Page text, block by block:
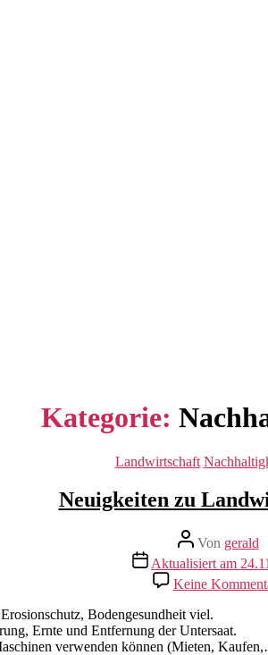
Kategorie:
Kategorien
Landwirtschaft
Neuigkeiten zu
Beitragsautor
Von gerald
Beitragsdatum
Aktualisiert am
Keine
Bodengesundheit viel.
Ernte und Entfernung der Untersaat.
verwenden können (Mieten,